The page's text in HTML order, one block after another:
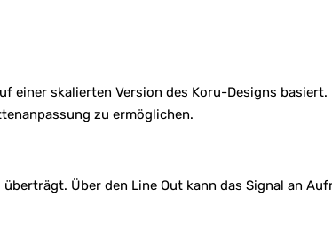
einer skalierten Version des Koru-Designs
zu ermöglichen.
Über den Line Out kann das Signal an